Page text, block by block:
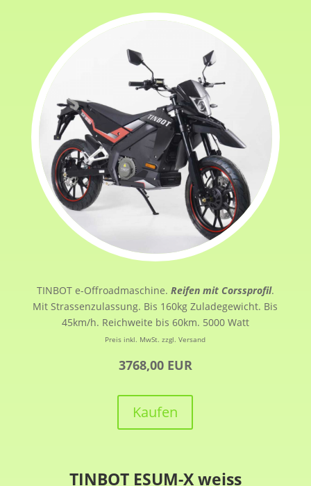
TINBOT e-Offroadmaschine. Reifen mit Corssprofil.
Mit Strassenzulassung. Bis 160kg Zuladegewicht. Bis
45km/h. Reichweite bis 60km. 5000 Watt
Preis inkl. MwSt. zzgl. Versand
3768,00 EUR
Kaufen
TINBOT ESUM-X weiss